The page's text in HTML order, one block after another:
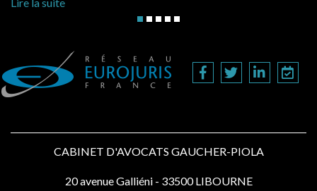
CABINET D'AVOCATS GAUCHER-PIOLA
20 avenue Galliéni - 33500 LIBOURNE